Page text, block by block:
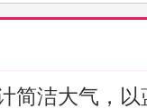
简洁大气，